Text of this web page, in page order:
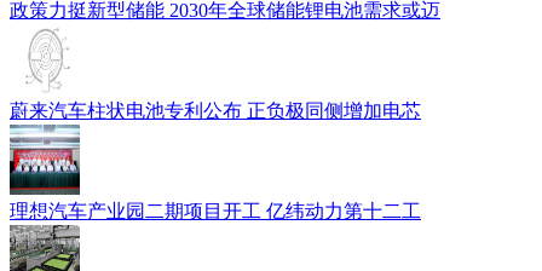
政策力挺新型储能 2030年全球储能锂电池需求或迈
蔚来汽车柱状电池专利公布 正负极同侧增加电芯
理想汽车产业园二期项目开工 亿纬动力第十二工